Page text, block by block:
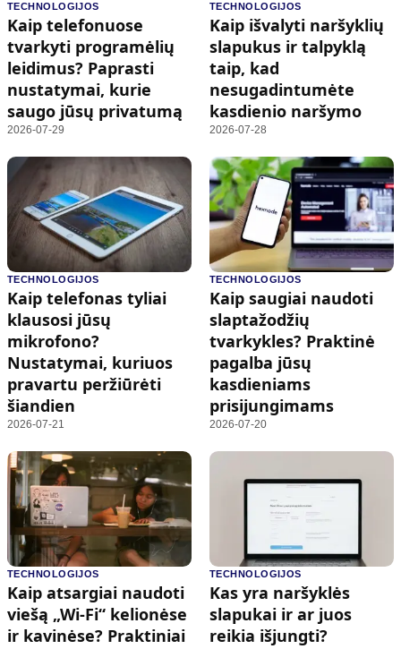
TECHNOLOGIJOS
Kaip telefonuose
tvarkyti programėlių
leidimus? Paprasti
nustatymai, kurie
saugo jūsų privatumą
2026-07-29
TECHNOLOGIJOS
Kaip išvalyti naršyklių
slapukus ir talpyklą
taip, kad
nesugadintumėte
kasdienio naršymo
2026-07-28
TECHNOLOGIJOS
Kaip telefonas tyliai
klausosi jūsų
mikrofono?
Nustatymai, kuriuos
pravartu peržiūrėti
šiandien
2026-07-21
TECHNOLOGIJOS
Kaip saugiai naudoti
slaptažodžių
tvarkykles? Praktinė
pagalba jūsų
kasdieniams
prisijungimams
2026-07-20
TECHNOLOGIJOS
Kaip atsargiai naudoti
viešą „Wi-Fi“ kelionėse
ir kavinėse? Praktiniai
TECHNOLOGIJOS
Kas yra naršyklės
slapukai ir ar juos
reikia išjungti?